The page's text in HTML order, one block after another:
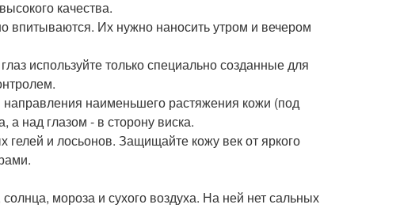
качества.
впитываются. Их нужно наносить утром и вечером
используйте только специально созданные для
направления наименьшего растяжения кожи (под
над глазом - в сторону виска.
и лосьонов. Защищайте кожу век от яркого
мороза и сухого воздуха. На ней нет сальных